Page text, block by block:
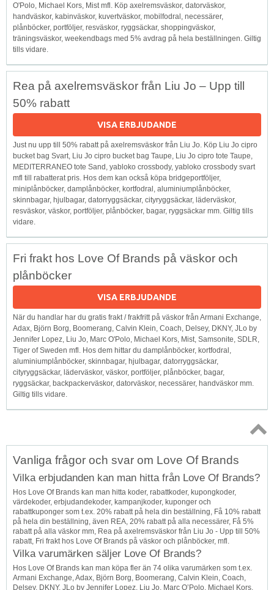
O'Polo, Michael Kors, Mist mfl. Köp axelremsväskor, datorväskor,
handväskor, kabinväskor, kuvertväskor, mobilfodral, necessärer,
plånböcker, portföljer, resväskor, ryggsäckar, shoppingväskor,
träningsväskor, weekendbags med 5% avdrag på hela beställningen. Giltig
tills vidare.
Rea på axelremsväskor från Liu Jo – Upp till
50% rabatt
VISA ERBJUDANDE
Just nu upp till 50% rabatt på axelremsväskor från Liu Jo. Köp Liu Jo cipro
bucket bag Svart, Liu Jo cipro bucket bag Taupe, Liu Jo cipro tote Taupe,
MEDITERRANEO tote Sand, yabloko crossbody, yabloko crossbody svart
mfl till rabatterat pris. Hos dem kan också köpa bridgeportföljer,
miniplånböcker, damplånböcker, kortfodral, aluminiumplånböcker,
skinnbagar, hjulbagar, datorryggsäckar, cityryggsäckar, läderväskor,
resväskor, väskor, portföljer, plånböcker, bagar, ryggsäckar mm. Giltig tills
vidare.
Fri frakt hos Love Of Brands på väskor och
plånböcker
VISA ERBJUDANDE
När du handlar har du gratis frakt / frakfritt på väskor från Armani Exchange,
Adax, Björn Borg, Boomerang, Calvin Klein, Coach, Delsey, DKNY, JLo by
Jennifer Lopez, Liu Jo, Marc O'Polo, Michael Kors, Mist, Samsonite, SDLR,
Tiger of Sweden mfl. Hos dem hittar du damplånböcker, kortfodral,
aluminiumplånböcker, skinnbagar, hjulbagar, datorryggsäckar,
cityryggsäckar, läderväskor, väskor, portföljer, plånböcker, bagar,
ryggsäckar, backpackerväskor, datorväskor, necessärer, handväskor mm.
Giltig tills vidare.
Topp
Vanliga frågor och svar om Love Of Brands
Vilka erbjudanden kan man hitta från Love Of Brands?
Hos Love Of Brands kan man hitta koder, rabattkoder, kupongkoder,
värdekoder, erbjudandekoder, kampanjkoder, kuponger och
rabattkuponger som t.ex. 20% rabatt på hela din beställning, Få 10% rabatt
på hela din beställning, även REA, 20% rabatt på alla necessärer, Få 5%
rabatt på alla väskor mm, Rea på axelremsväskor från Liu Jo - Upp till 50%
rabatt, Fri frakt hos Love Of Brands på väskor och plånböcker, mfl.
Vilka varumärken säljer Love Of Brands?
Hos Love Of Brands kan man köpa fler än 74 olika varumärken som t.ex.
Armani Exchange, Adax, Björn Borg, Boomerang, Calvin Klein, Coach,
Delsey, DKNY, JLo by Jennifer Lopez, Liu Jo, Marc O’Polo, Michael Kors,